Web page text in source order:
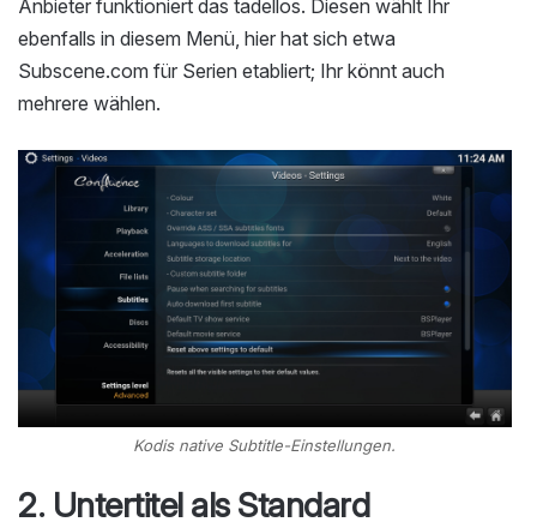
Anbieter funktioniert das tadellos. Diesen wählt Ihr
ebenfalls in diesem Menü, hier hat sich etwa
Subscene.com für Serien etabliert; Ihr könnt auch
mehrere wählen.
Kodis native Subtitle-Einstellungen.
2. Untertitel als Standard